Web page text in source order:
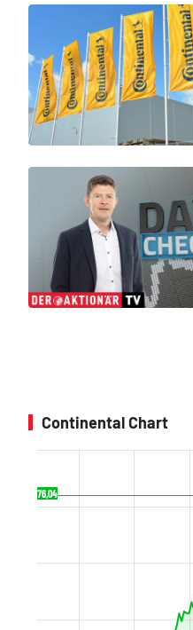
Continental Chart
76,04